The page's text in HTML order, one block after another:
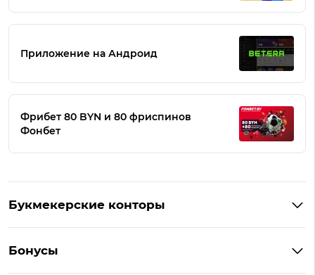
Приложение на Андроид
Фрибет 80 BYN и 80 фриспинов
Фонбет
Букмекерские конторы
Букмекеры на Андроид
Бонусы